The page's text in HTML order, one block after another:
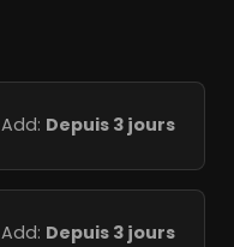
Add: Depuis 3 jours
Add: Depuis 3 jours